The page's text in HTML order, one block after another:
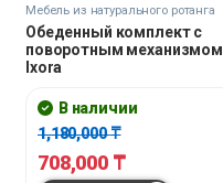
Мебель из натурального ротанга
Обеденный комплект с
поворотным механизмом
Ixora
В наличии
1,180,000₸
708,000 ₸